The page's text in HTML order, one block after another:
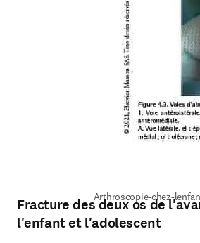
Arthroscopie-chez-
Fracture des deux os de
l'enfant et l'adolescent